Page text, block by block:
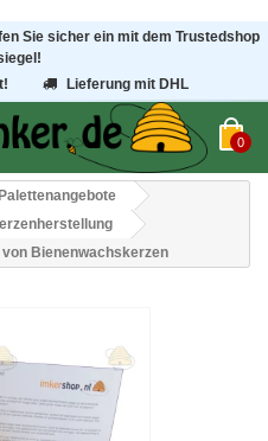
Sie sicher ein mit dem Trustedshop
Lieferung mit DHL
0
Bienenwachskerzen